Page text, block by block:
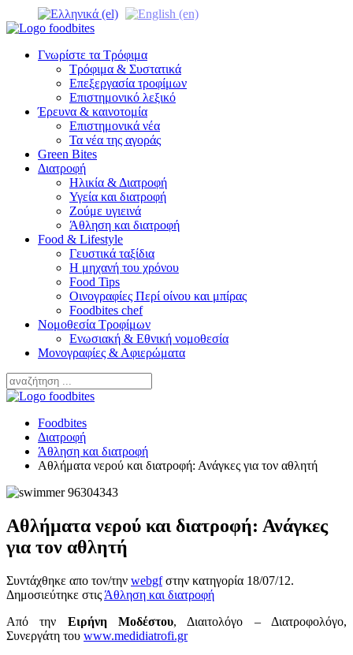
Γνωρίστε τα Τρόφιμα
Τρόφιμα & Συστατικά
Επεξεργασία τροφίμων
Επιστημονικό λεξικό
Έρευνα & καινοτομία
Επιστημονικά νέα
Τα νέα της αγοράς
Green Bites
Διατροφή
Ηλικία & Διατροφή
Υγεία και διατροφή
Ζούμε υγιεινά
Άθληση και διατροφή
Food & Lifestyle
Γευστικά ταξίδια
Η μηχανή του χρόνου
Food Tips
Οινογραφίες Περί οίνου και μπίρας
Foodbites chef
Νομοθεσία Τροφίμων
Ενωσιακή & Εθνική νομοθεσία
Μονογραφίες & Αφιερώματα
Foodbites
Διατροφή
Άθληση και διατροφή
Αθλήματα νερού και διατροφή: Ανάγκες για τον αθλητή
Αθλήματα νερού και διατροφή: Ανάγκες
για τον αθλητή
Συντάχθηκε απο τον/την webgfστην κατηγορία 18/07/12.
Δημοσιεύτηκε στις Άθληση και διατροφή
Από την Ειρήνη Μοδέστου, Διαιτολόγο – Διατροφολόγο,
Συνεργάτη του www.medidiatrofi.gr